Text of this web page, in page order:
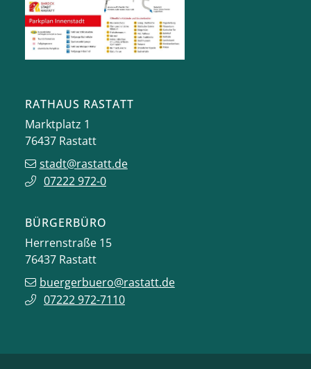
RATHAUS RASTATT
Marktplatz 1
76437 Rastatt
stadt@rastatt.de
07222 972-0
BÜRGERBÜRO
Herrenstraße 15
76437 Rastatt
buergerbuero@rastatt.de
07222 972-7110